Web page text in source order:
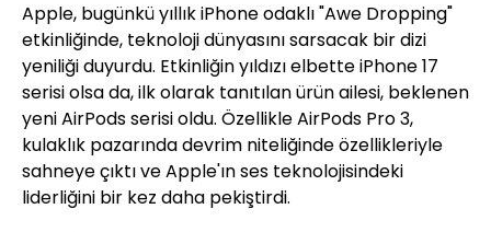
Apple, bugünkü yıllık iPhone odaklı "Awe Dropping"
etkinliğinde, teknoloji dünyasını sarsacak bir dizi
yeniliği duyurdu. Etkinliğin yıldızı elbette iPhone 17
serisi olsa da, ilk olarak tanıtılan ürün ailesi, beklenen
yeni AirPods serisi oldu. Özellikle AirPods Pro 3,
kulaklık pazarında devrim niteliğinde özellikleriyle
sahneye çıktı ve Apple'ın ses teknolojisindeki
liderliğini bir kez daha pekiştirdi.